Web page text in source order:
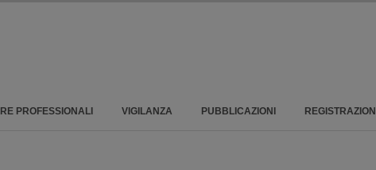
PROFESSIONALI VIGILANZA PUBBLICAZIONI